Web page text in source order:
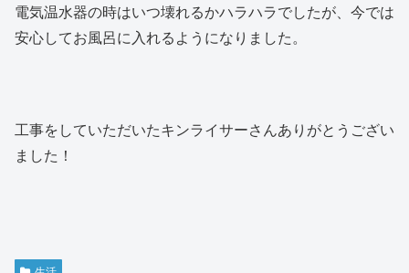
電気温水器の時はいつ壊れるかハラハラでしたが、今では
安心してお風呂に入れるようになりました。
工事をしていただいたキンライサーさんありがとうござい
ました！